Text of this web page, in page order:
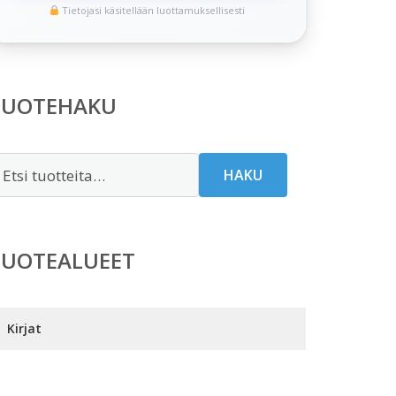
Tietojasi käsitellään luottamuksellisesti
HAKU
Kirjat